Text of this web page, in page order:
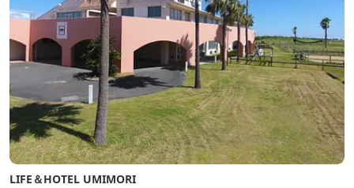
LIFE＆HOTEL UMIMORI